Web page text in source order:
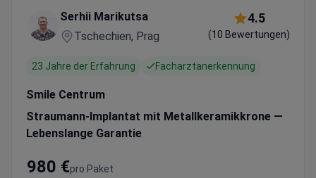
Serhii Marikutsa
Tschechien, Prag
4.5
(10 Bewertungen)
23 Jahre der Erfahrung Facharztanerkennung
Smile Centrum
Straumann-Implantat mit Metallkeramikkrone —
Lebenslange Garantie
pro Paket
980 €